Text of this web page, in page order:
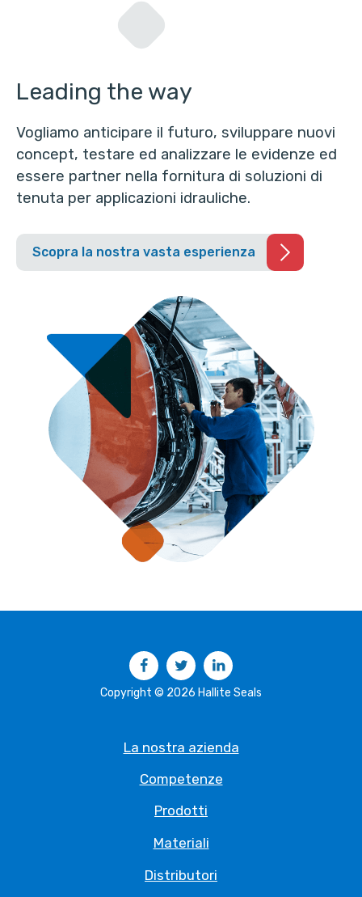
Leading the way
Vogliamo anticipare il futuro, sviluppare nuovi
concept, testare ed analizzare le evidenze ed
essere partner nella fornitura di soluzioni di
tenuta per applicazioni idrauliche.
Scopra la nostra vasta esperienza
FacebookTwitter
Copyright © 2026 Hallite Seals
La nostra azienda
Competenze
Prodotti
Materiali
Distributori